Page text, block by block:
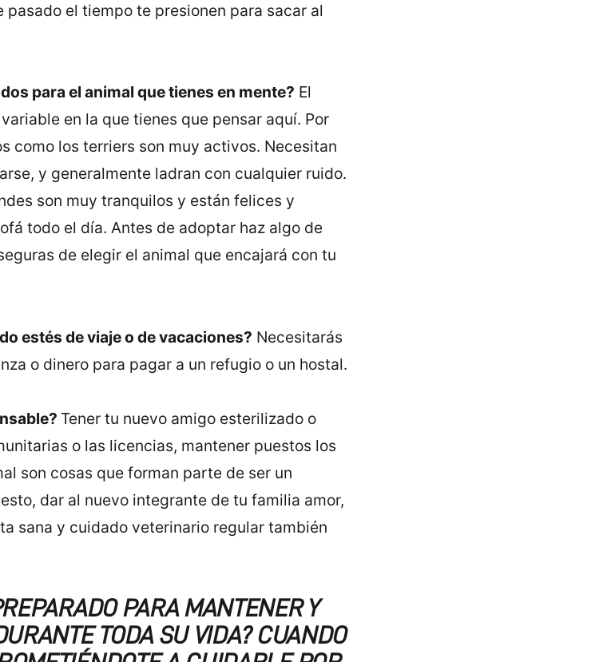
el tiempo te presionen para sacar al
para el animal que tienes en mente? El
en la que tienes que pensar aquí­. Por
como los terriers son muy activos. Necesitan
y generalmente ladran con cualquier ruido.
son muy tranquilos y están felices y
todo el dí­a. Antes de adoptar haz algo de
de elegir el animal que encajará con tu
estés de viaje o de vacaciones? Necesitarás
o dinero para pagar a un refugio o un hostal.
Tener tu nuevo amigo esterilizado o
o las licencias, mantener puestos los
son cosas que forman parte de ser un
dar al nuevo integrante de tu familia amor,
sana y cuidado veterinario regular también
PARA MANTENER Y
TODA SU VIDA? CUANDO